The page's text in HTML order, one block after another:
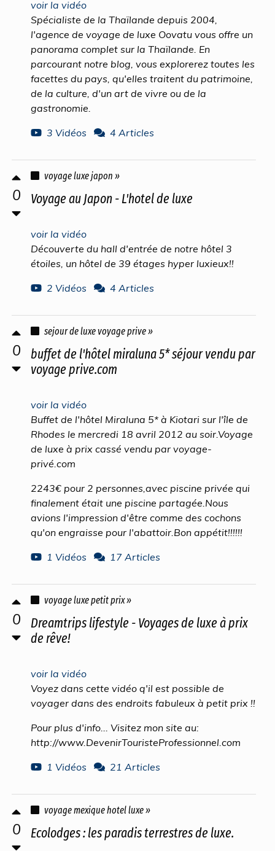
voir la vidéo
Spécialiste de la Thaïlande depuis 2004,
l'agence de voyage de luxe Oovatu vous offre un
panorama complet sur la Thaïlande. En
parcourant notre blog, vous explorerez toutes les
facettes du pays, qu'elles traitent du patrimoine,
de la culture, d'un art de vivre ou de la
gastronomie.
3 Vidéos
4 Articles
0
voyage luxe japon »
Voyage au Japon - L'hotel de luxe
voir la vidéo
Découverte du hall d'entrée de notre hôtel 3
étoiles, un hôtel de 39 étages hyper luxieux!!
2 Vidéos
4 Articles
0
sejour de luxe voyage prive »
buffet de l'hôtel miraluna 5* séjour vendu par
voyage prive.com
voir la vidéo
Buffet de l'hôtel Miraluna 5* à Kiotari sur l'île de
Rhodes le mercredi 18 avril 2012 au soir.Voyage
de luxe à prix cassé vendu par voyage-
privé.com
2243€ pour 2 personnes,avec piscine privée qui
finalement était une piscine partagée.Nous
avions l'impression d'être comme des cochons
qu'on engraisse pour l'abattoir.Bon appétit!!!!!!
1 Vidéos
17 Articles
0
voyage luxe petit prix »
Dreamtrips lifestyle - Voyages de luxe à prix
de rêve!
voir la vidéo
Voyez dans cette vidéo q'il est possible de
voyager dans des endroits fabuleux à petit prix !!
Pour plus d'info... Visitez mon site au:
http://www.DevenirTouristeProfessionnel.com
1 Vidéos
21 Articles
0
voyage mexique hotel luxe »
Ecolodges : les paradis terrestres de luxe.